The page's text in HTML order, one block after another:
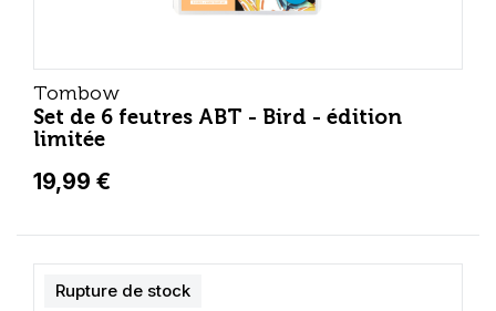
Tombow
Set de 6 feutres ABT - Bird - édition
limitée
19,99 €
Rupture de stock